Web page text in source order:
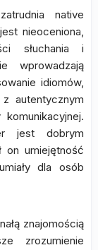
native
nieoceniona,
słuchania i
wprowadzają
idiomów,
autentycznym
jest dobrym
on umiejętność
dla osób
znajomością
zrozumienie